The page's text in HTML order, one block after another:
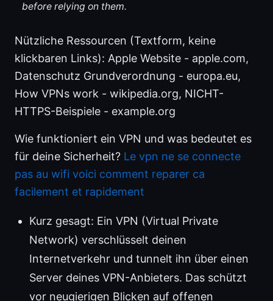
before relying on them.
Nützliche Ressourcen (Textform, keine
klickbaren Links): Apple Website - apple.com,
Datenschutz Grundverordnung - europa.eu,
How VPNs work - wikipedia.org, NICHT-
HTTPS-Beispiele - example.org
Wie funktioniert ein VPN und was bedeutet es
für deine Sicherheit? Le vpn ne se connecte
pas au wifi voici comment reparer ca
facilement et rapidement
Kurz gesagt: Ein VPN (Virtual Private
Network) verschlüsselt deinen
Internetverkehr und tunnelt ihn über einen
Server deines VPN-Anbieters. Das schützt
vor neugierigen Blicken auf offenen